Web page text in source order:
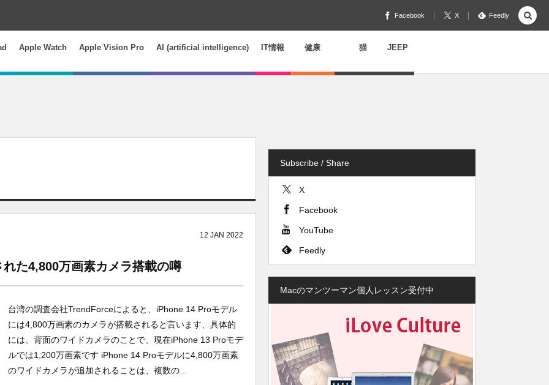
Facebook X Feedly
Apple Watch Apple Vision Pro AI (artificial intelligence) IT情報 健康 猫 JEEP
12 JAN 2022
た4,800万画素カメラ搭載の噂
台湾の調査会社TrendForceによると、iPhone 14 Proモデル
には4,800万画素のカメラが搭載されると言います、具体的
には、背面のワイドカメラのことで、現在iPhone 13 Proモデ
ルでは1,200万画素です iPhone 14 Proモデルに4,800万画素
のワイドカメラが追加されることは、複数の...
Subscribe / Share
X
Facebook
YouTube
Feedly
Macのマンツーマン個人レッスン受付中